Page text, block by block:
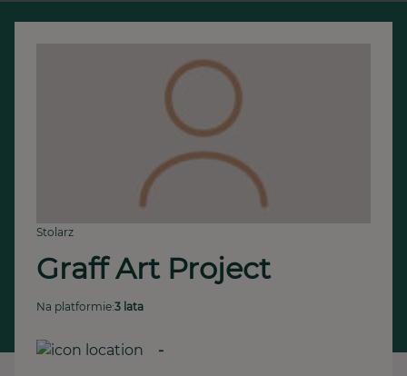
Stolarz
Graff Art Project
Na platformie:3 lata
-